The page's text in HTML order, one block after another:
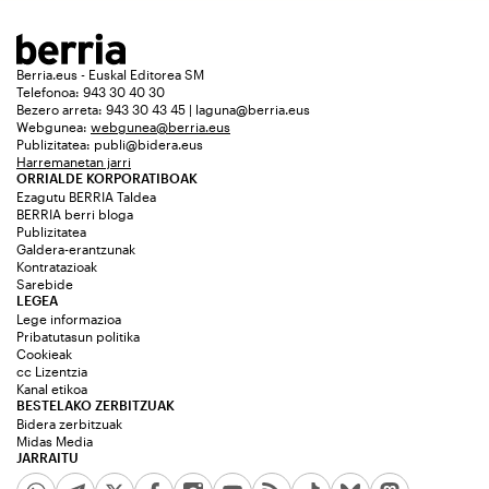
Berria.eus - Euskal Editorea SM
Telefonoa: 943 30 40 30
Bezero arreta: 943 30 43 45 | laguna@berria.eus
Webgunea: webgunea@berria.eus
Publizitatea: publi@bidera.eus
Harremanetan jarri
ORRIALDE KORPORATIBOAK
Ezagutu BERRIA Taldea
BERRIA berri bloga
Publizitatea
Galdera-erantzunak
Kontratazioak
Sarebide
JARRAITU
LEGEA
Lege informazioa
Pribatutasun politika
Cookieak
cc Lizentzia
Kanal etikoa
BESTELAKO ZERBITZUAK
Bidera zerbitzuak
Midas Media